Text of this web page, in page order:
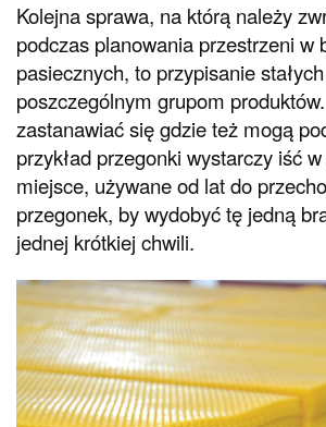
Kolejna sprawa, na którą należy
podczas planowania przestrzeni w
pasiecznych, to przypisanie
poszczególnym grupom
zastanawiać się gdzie też mogą
przykład przegonki wystarczy iść
miejsce, używane od lat do
przegonek, by wydobyć tę jedną
jednej krótkiej chwili.